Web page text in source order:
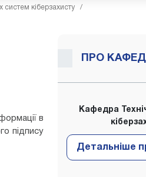
систем кіберзахисту /
в
підпису
ПРО
Кафедра